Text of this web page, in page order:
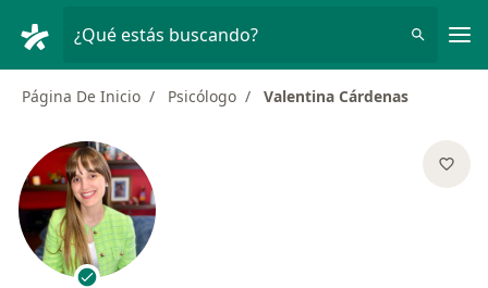
¿Qué estás buscando?
Página De Inicio Psicólogo Valentina Cárdenas